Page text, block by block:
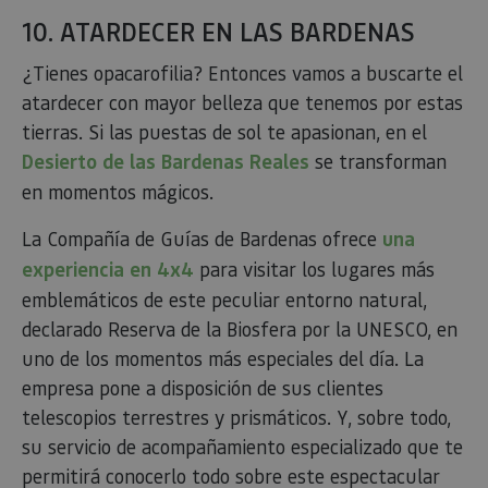
10. ATARDECER EN LAS BARDENAS
¿Tienes opacarofilia? Entonces vamos a buscarte el
atardecer con mayor belleza que tenemos por estas
tierras. Si las puestas de sol te apasionan, en el
Desierto de las Bardenas Reales se transforman
en momentos mágicos.
La Compañía de Guías de Bardenas ofrece una
experiencia en 4x4 para visitar los lugares más
emblemáticos de este peculiar entorno natural,
declarado Reserva de la Biosfera por la UNESCO, en
uno de los momentos más especiales del día. La
empresa pone a disposición de sus clientes
telescopios terrestres y prismáticos. Y, sobre todo,
su servicio de acompañamiento especializado que te
permitirá conocerlo todo sobre este espectacular
pageviewCount
.visitnavarra.es 1 día
Esta
contar y
su visita